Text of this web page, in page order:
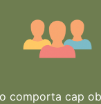
comporta cap